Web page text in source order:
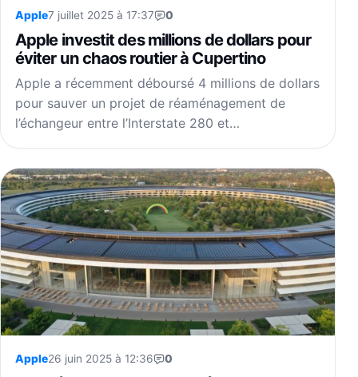
Apple7 juillet 2025 à 17:37 0
Apple investit des millions de dollars pour
éviter un chaos routier à Cupertino
Apple a récemment déboursé 4 millions de dollars
pour sauver un projet de réaménagement de
l’échangeur entre l’Interstate 280 et…
Apple26 juin 2025 à 12:36 0